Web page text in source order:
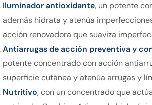
Iluminador antioxidante, un potente
además hidrata y atenúa
acción renovadora que suaviza
Antiarrugas de acción preventiva y
potente concentrado con acción
superficie cutánea y atenúa arrugas y
Nutritivo, con un concentrado que